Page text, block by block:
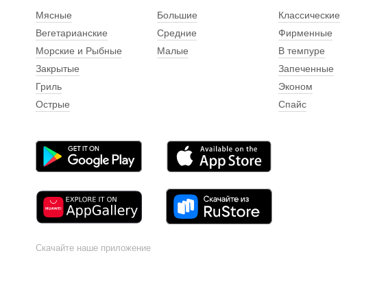
Мясные
Вегетарианские
Морские и Рыбные
Закрытые
Гриль
Острые
Большие
Средние
Малые
Классические
Фирменные
В темпуре
Запеченные
Эконом
Спайс
Скачайте наше приложение